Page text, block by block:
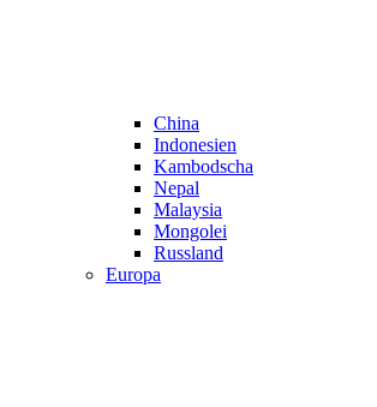
China
Indonesien
Kambodscha
Nepal
Malaysia
Mongolei
Russland
Europa